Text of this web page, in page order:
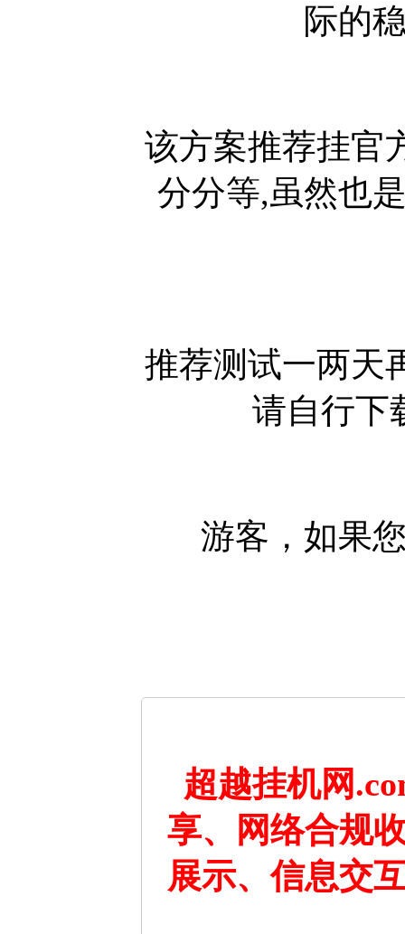
际的
该方案推荐挂官
分分等,虽然也
推荐测试一两天
请自行下
游客，如果
超越挂机网
享、网络合规
展示、信息交